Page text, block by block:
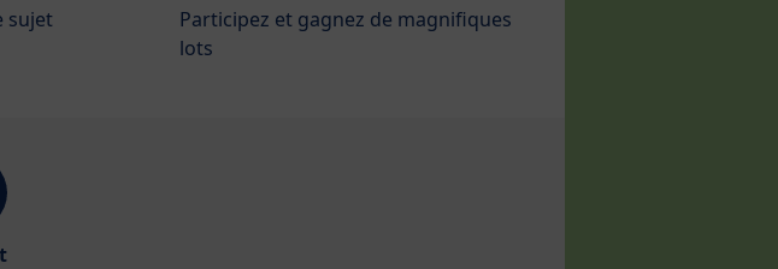
sujet
Participez et gagnez de magnifiques
lots